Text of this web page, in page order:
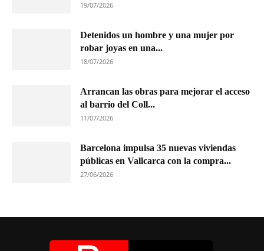
19/07/2026
Detenidos un hombre y una mujer por
robar joyas en una...
18/07/2026
Arrancan las obras para mejorar el acceso
al barrio del Coll...
11/07/2026
Barcelona impulsa 35 nuevas viviendas
públicas en Vallcarca con la compra...
27/06/2026